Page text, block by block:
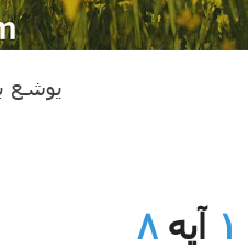
یوشع باب ۱
آیه۸